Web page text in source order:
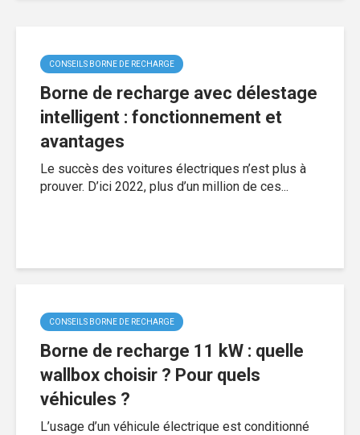
CONSEILS BORNE DE RECHARGE
Borne de recharge avec délestage
intelligent : fonctionnement et
avantages
Le succès des voitures électriques n’est plus à
prouver. D’ici 2022, plus d’un million de ces...
CONSEILS BORNE DE RECHARGE
Borne de recharge 11 kW : quelle
wallbox choisir ? Pour quels
véhicules ?
L’usage d’un véhicule électrique est conditionné